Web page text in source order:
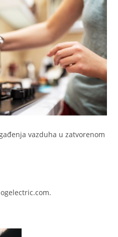
vazduha u zatvorenom